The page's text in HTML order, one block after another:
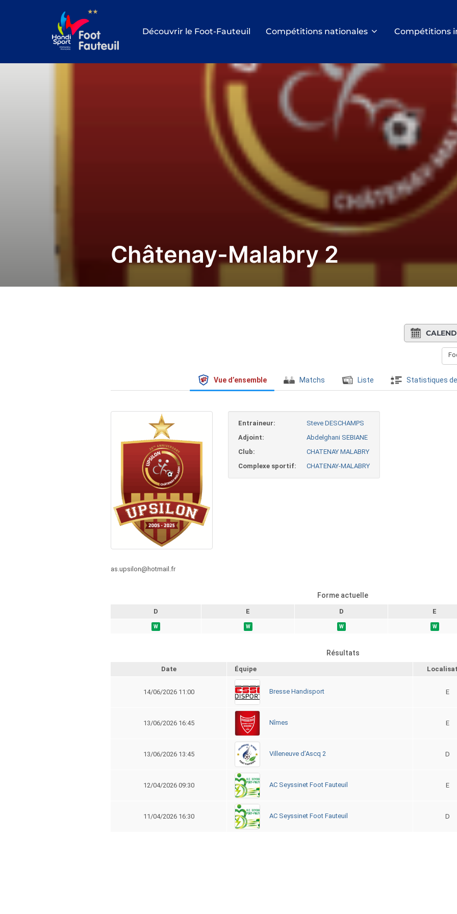
Découvrir le Foot-Fauteuil Compétitions nationales Compétitions
Châtenay-Malabry 2
Vue d’ensemble Matchs Liste Statistiques
Entraineur:
Steve DESCHAMPS
Adjoint:
Abdelghani SEBIANE
Club:
CHATENAY MALABRY
Complexe sportif:
CHATENAY-MALABRY
as.upsilon@hotmail.fr
Forme actuelle
D E D E
W W W W
Résultats
Date Équipe
14/06/2026 11:00 Bresse Handisport E
13/06/2026 16:45 Nîmes E
13/06/2026 13:45 Villeneuve d’Ascq 2 D
12/04/2026 09:30 AC Seyssinet Foot Fauteuil E
11/04/2026 16:30 AC Seyssinet Foot Fauteuil D